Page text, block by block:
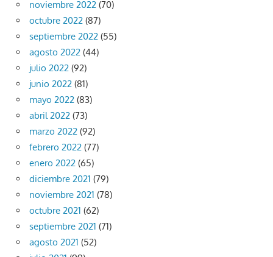
noviembre 2022 (70)
octubre 2022 (87)
septiembre 2022 (55)
agosto 2022 (44)
julio 2022 (92)
junio 2022 (81)
mayo 2022 (83)
abril 2022 (73)
marzo 2022 (92)
febrero 2022 (77)
enero 2022 (65)
diciembre 2021 (79)
noviembre 2021 (78)
octubre 2021 (62)
septiembre 2021 (71)
agosto 2021 (52)